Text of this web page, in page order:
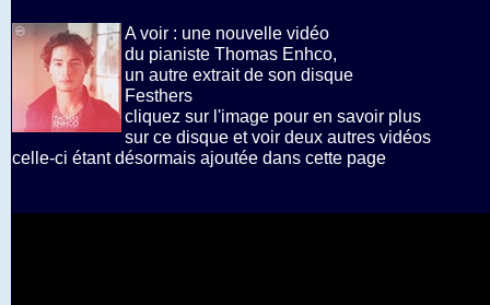
A voir : une nouvelle vidéo
du pianiste Thomas Enhco,
un autre extrait de son disque
Festhers
cliquez sur l'image pour en savoir plus
sur ce disque et voir deux autres vidéos
celle-ci étant désormais ajoutée dans cette page